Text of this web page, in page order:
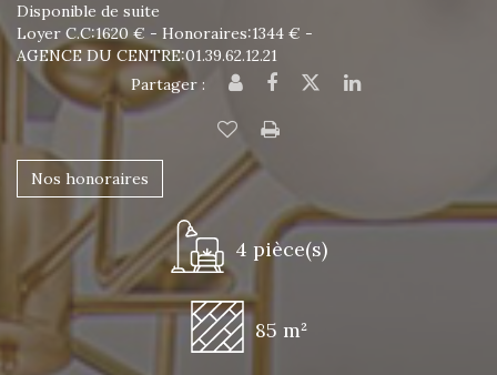
Disponible de suite
Loyer C.C:1620 € - Honoraires:1344 € -
AGENCE DU CENTRE:01.39.62.12.21
Partager :
Nos honoraires
4 pièce(s)
85 m²